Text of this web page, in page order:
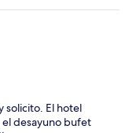
solicito. El hotel
desayuno bufet